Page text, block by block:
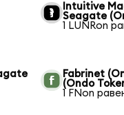
Intuitive
Seagate
1 LUNRon
Fabrinet
(Ondo
1 FNon